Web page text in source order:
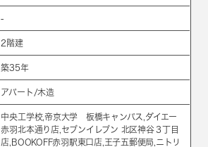
-
2階建
築35年
アパート/木造
中央工学校,帝京大学 板橋キャンパス,ダイエー
赤羽北本通り店,セブンイレブン 北区神谷３丁目
店,BOOKOFF赤羽駅東口店,王子五郵便局,ニトリ